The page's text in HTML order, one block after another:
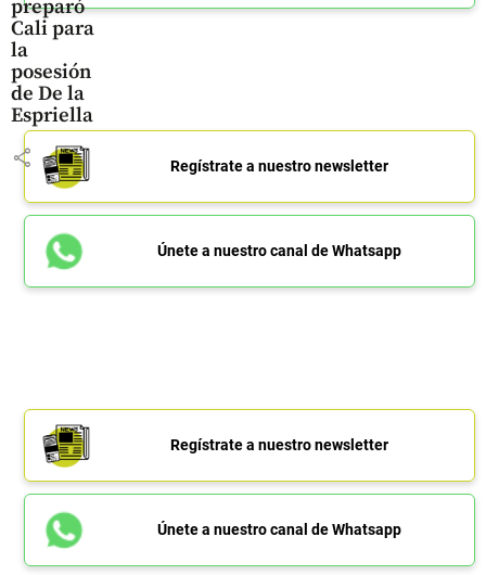
preparó
Cali para
la
posesión
de De la
Espriella
share Regístrate a nuestro newsletter
Únete a nuestro canal de Whatsapp
Regístrate a nuestro newsletter
Únete a nuestro canal de Whatsapp